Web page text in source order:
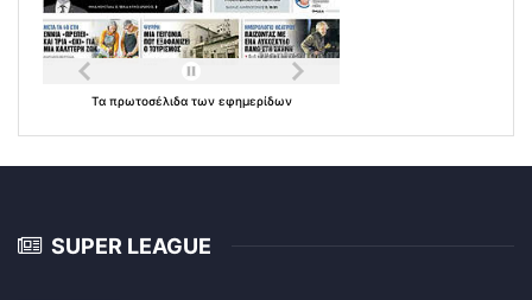
Τα πρωτοσέλιδα των εφημερίδων
SUPER LEAGUE